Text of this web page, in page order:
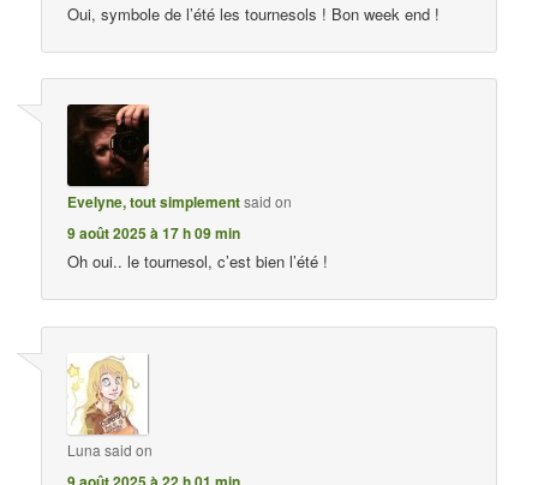
Oui, symbole de l’été les tournesols ! Bon week end !
Evelyne, tout simplementsaid on
9 août 2025 à 17 h 09 min
Oh oui.. le tournesol, c’est bien l’été !
Luna said on